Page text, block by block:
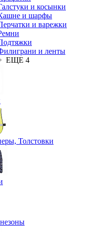
и косынки
и шарфы
и варежки
и ленты
ЕЩЕ 4
Толстовки